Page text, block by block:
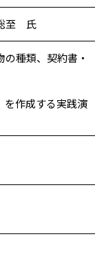
至 氏
種類、契約書・
作成する実践演